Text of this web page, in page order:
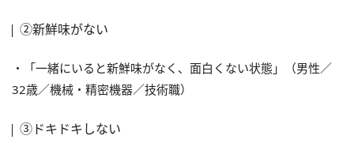
②新鮮味がない
・「一緒にいると新鮮味がなく、面白くない状態」（男性／
32歳／機械・精密機器／技術職）
③ドキドキしない